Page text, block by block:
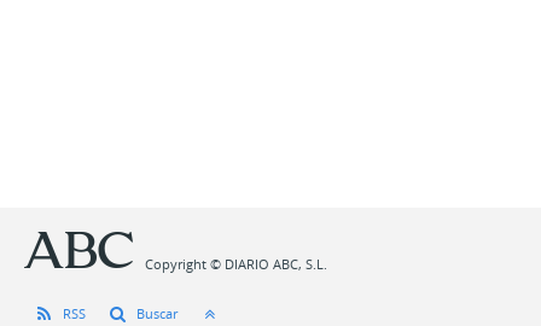
Copyright © DIARIO ABC, S.L.
RSS Buscar